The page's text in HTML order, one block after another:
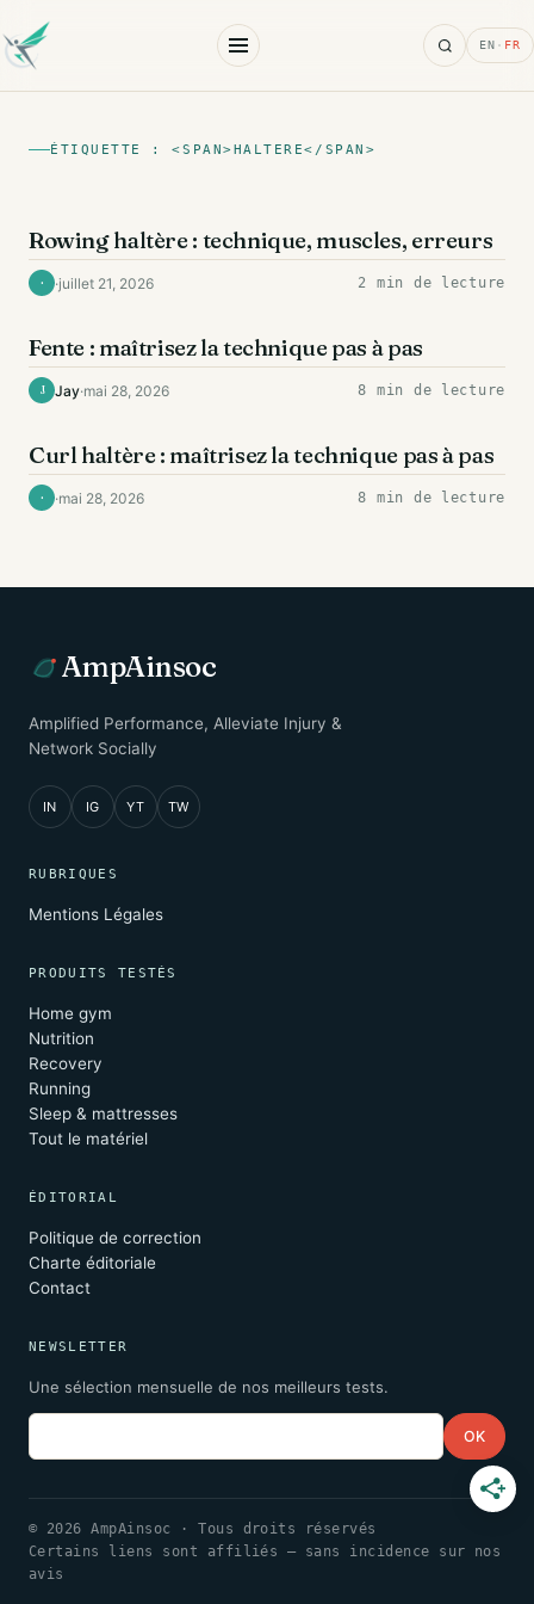
Search
EN · FR
ÉTIQUETTE : <SPAN>HALTERE</SPAN>
Rowing haltère : technique, muscles, erreurs
· ·juillet 21, 2026 2 min de lecture
Fente : maîtrisez la technique pas à pas
J Jay·mai 28, 2026 8 min de lecture
Curl haltère : maîtrisez la technique pas à pas
· ·mai 28, 2026 8 min de lecture
AmpAinsoc
Amplified Performance, Alleviate Injury &
Network Socially
IN IG YT TW
RUBRIQUES
Mentions Légales
PRODUITS TESTÉS
Home gym
Nutrition
Recovery
Running
Sleep & mattresses
Tout le matériel
ÉDITORIAL
Politique de correction
Charte éditoriale
Contact
NEWSLETTER
Une sélection mensuelle de nos meilleurs tests.
Email OK
© 2026 AmpAinsoc · Tous droits réservés
Certains liens sont affiliés — sans incidence sur nos
avis